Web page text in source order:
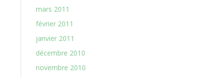
mars 2011
février 2011
janvier 2011
décembre 2010
novembre 2010